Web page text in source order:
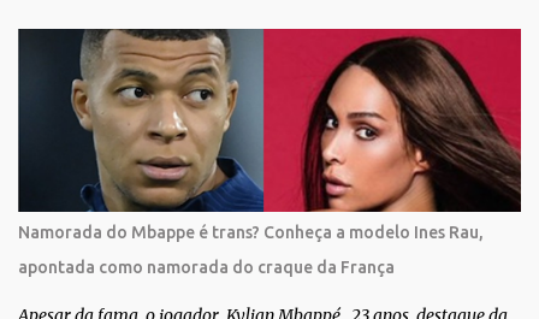
Bianca aparece ainda muito jovem e usando roupas masculinas,
após algumas fotos diferentes, ela finalmente aparece usando um
biquíni fio dental, com cabelo longo e seios. Através do Instagram,
a morena desabafou como foi passar um período da sua vida no
exército brasileiro. Segundo Bianca, ela apenas se alistou como
uma forma de provar que sua identidade de gênero não seria algo
passageiro. “Me alistei no exército porque eu sempre ouvia muito;
‘bota no exército para ver se vira homem’, ‘ah, esse aí não vai
entrar no exército’… Essas coisas me fizeram entrar no exército. Eu
disse; ‘vou mostrar par...
Namorada do Mbappe é trans? Conheça a modelo Ines Rau,
apontada como namorada do craque da França